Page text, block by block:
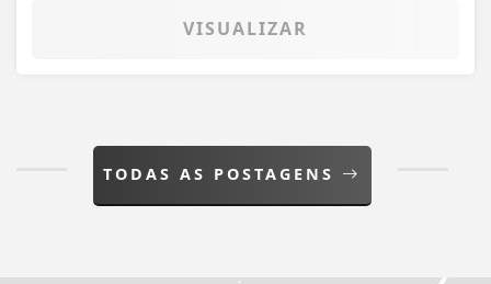
VISUALIZAR
TODAS AS POSTAGENS